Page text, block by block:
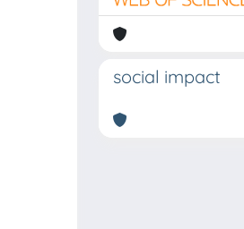
social impact